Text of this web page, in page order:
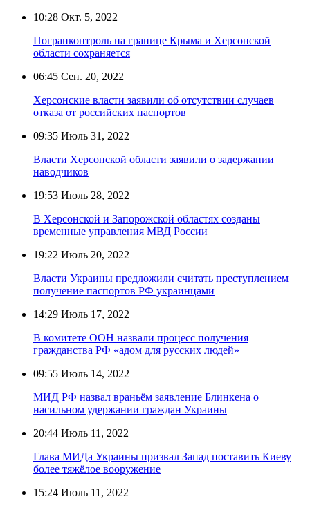
10:28 Окт. 5, 2022
Погранконтроль на границе Крыма и Херсонской
области сохраняется
06:45 Сен. 20, 2022
Херсонские власти заявили об отсутствии случаев
отказа от российских паспортов
09:35 Июль 31, 2022
Власти Херсонской области заявили о задержании
наводчиков
19:53 Июль 28, 2022
В Херсонской и Запорожской областях созданы
временные управления МВД России
19:22 Июль 20, 2022
Власти Украины предложили считать преступлением
получение паспортов РФ украинцами
14:29 Июль 17, 2022
В комитете ООН назвали процесс получения
гражданства РФ «адом для русских людей»
09:55 Июль 14, 2022
МИД РФ назвал враньём заявление Блинкена о
насильном удержании граждан Украины
20:44 Июль 11, 2022
Глава МИДа Украины призвал Запад поставить Киеву
более тяжёлое вооружение
15:24 Июль 11, 2022